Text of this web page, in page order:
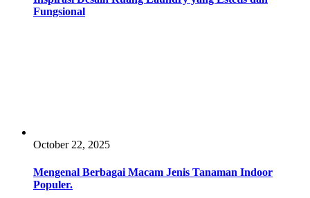
Fungsional
October 22, 2025
Mengenal Berbagai Macam Jenis Tanaman Indoor
Populer.